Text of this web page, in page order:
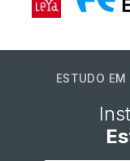
ESTUDO